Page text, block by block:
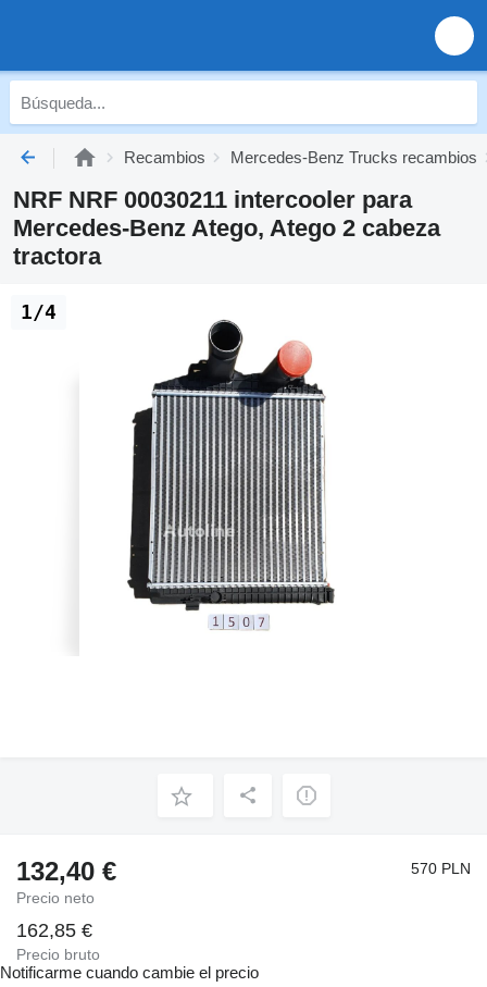
Recambios Mercedes-Benz Trucks recambios
NRF NRF 00030211 intercooler para
Mercedes-Benz Atego, Atego 2 cabeza
tractora
1/4
132,40 €
Precio neto
570 PLN
162,85 €
Precio bruto
Notificarme cuando cambie el precio